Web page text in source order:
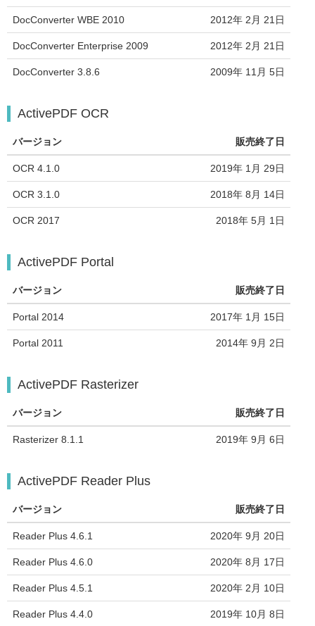
DocConverter WBE 2010 2012年 2月 21日
DocConverter Enterprise 2009 2012年 2月 21日
DocConverter 3.8.6 2009年 11月 5日
ActivePDF OCR
バージョン 販売終了日
OCR 4.1.0 2019年 1月 29日
OCR 3.1.0 2018年 8月 14日
OCR 2017 2018年 5月 1日
ActivePDF Portal
バージョン 販売終了日
Portal 2014 2017年 1月 15日
Portal 2011 2014年 9月 2日
ActivePDF Rasterizer
バージョン 販売終了日
Rasterizer 8.1.1 2019年 9月 6日
ActivePDF Reader Plus
バージョン 販売終了日
Reader Plus 4.6.1 2020年 9月 20日
Reader Plus 4.6.0 2020年 8月 17日
Reader Plus 4.5.1 2020年 2月 10日
Reader Plus 4.4.0 2019年 10月 8日